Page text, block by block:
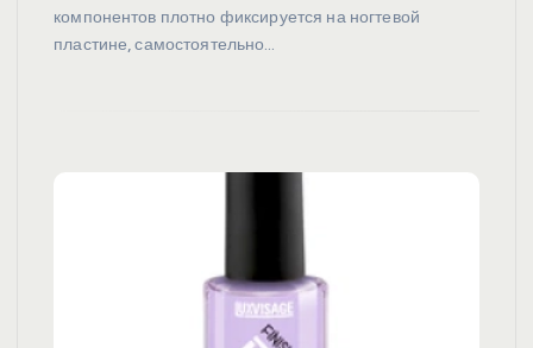
компонентов плотно фиксируется на ногтевой
пластине, самостоятельно…